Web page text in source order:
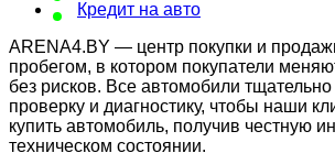
Кредит на авто
ARENA4.BY — центр покупки и
пробегом, в котором покупатели
без рисков. Все автомобили
проверку и диагностику, чтобы наши
купить автомобиль, получив честную
техническом состоянии.